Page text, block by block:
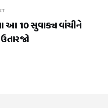
10 સુવાક્ય વાંચીને